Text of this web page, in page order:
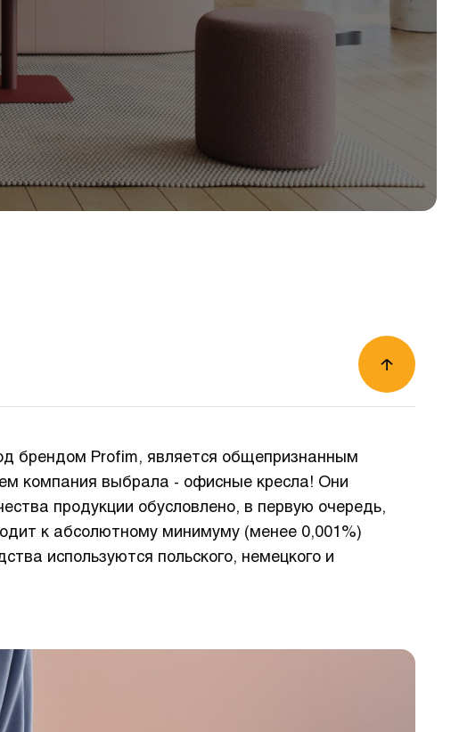
брендом Profim, является общепризнанным
компания выбрала - офисные кресла! Они
продукции обусловлено, в первую очередь,
к абсолютному минимуму (менее 0,001%)
используются польского, немецкого и